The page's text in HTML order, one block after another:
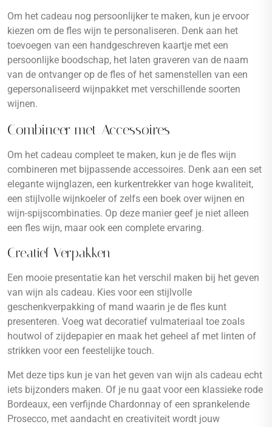
Om het cadeau nog persoonlijker te maken, kun je ervoor
kiezen om de fles wijn te personaliseren. Denk aan het
toevoegen van een handgeschreven kaartje met een
persoonlijke boodschap, het laten graveren van de naam
van de ontvanger op de fles of het samenstellen van een
gepersonaliseerd wijnpakket met verschillende soorten
wijnen.
Combineer met Accessoires
Om het cadeau compleet te maken, kun je de fles wijn
combineren met bijpassende accessoires. Denk aan een set
elegante wijnglazen, een kurkentrekker van hoge kwaliteit,
een stijlvolle wijnkoeler of zelfs een boek over wijnen en
wijn-spijscombinaties. Op deze manier geef je niet alleen
een fles wijn, maar ook een complete ervaring.
Creatief Verpakken
Een mooie presentatie kan het verschil maken bij het geven
van wijn als cadeau. Kies voor een stijlvolle
geschenkverpakking of mand waarin je de fles kunt
presenteren. Voeg wat decoratief vulmateriaal toe zoals
houtwol of zijdepapier en maak het geheel af met linten of
strikken voor een feestelijke touch.
Met deze tips kun je van het geven van wijn als cadeau echt
iets bijzonders maken. Of je nu gaat voor een klassieke rode
Bordeaux, een verfijnde Chardonnay of een sprankelende
Prosecco, met aandacht en creativiteit wordt jouw